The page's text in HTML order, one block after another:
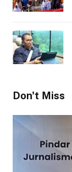
Don't Miss